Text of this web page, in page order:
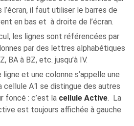
l’écran, il faut utiliser le barres de
en bas et à droite de l’écran.
les lignes sont référencées par
par des lettres alphabétiques
BA à BZ, etc. jusqu’à IV.
ligne et une colonne s’appelle une
cellule A1 se distingue des autres
foncé : c’est la cellule Active. La
est toujours affichée à gauche